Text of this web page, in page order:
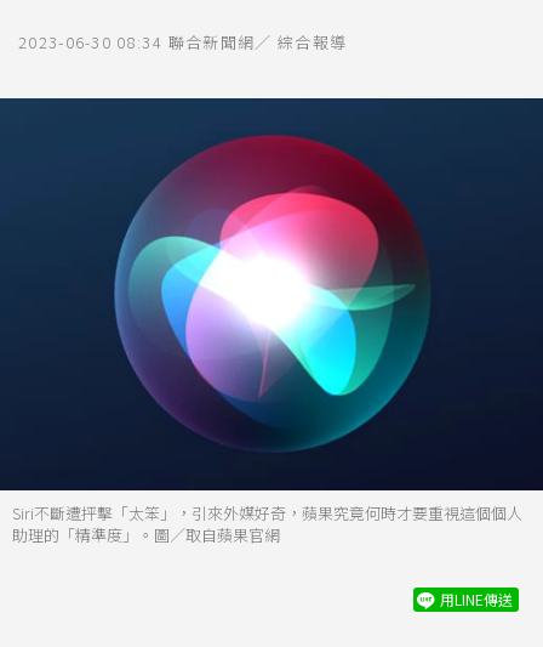
2023-06-30 08:34 聯合新聞網／ 綜合報導
Siri不斷遭抨擊「太笨」，引來外媒好奇，蘋果究竟何時才要重視這個個人
助理的「精準度」。圖／取自蘋果官網
用LINE傳送